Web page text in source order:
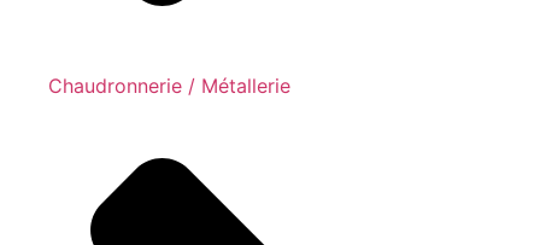
Chaudronnerie / Métallerie